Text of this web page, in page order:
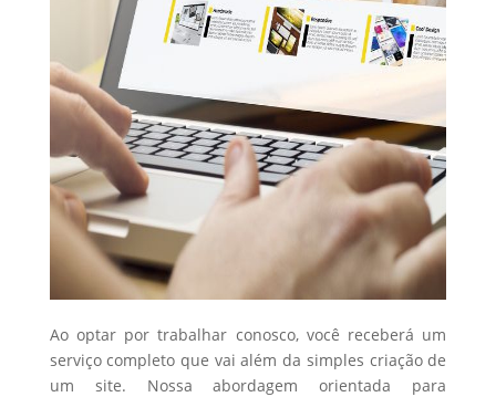
Ao optar por trabalhar conosco, você receberá um
serviço completo que vai além da simples criação de
um site. Nossa abordagem orientada para